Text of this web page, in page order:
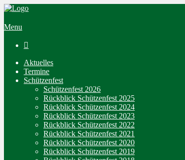
Menu

Aktuelles
Termine
Schützenfest
Schützenfest 2026
Rückblick Schützenfest 2025
Rückblick Schützenfest 2024
Rückblick Schützenfest 2023
Rückblick Schützenfest 2022
Rückblick Schützenfest 2021
Rückblick Schützenfest 2020
Rückblick Schützenfest 2019